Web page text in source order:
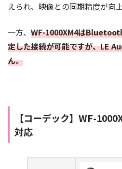
えられ、映像との同期精度が向
一方、 WF-1000XM4は
定した接続が可能ですが、LE
ん。
【コーデック】 WF-
対応